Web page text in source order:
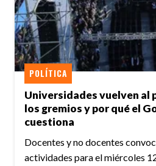
Universidades vuelven al
los gremios y por qué el
cuestiona
POLÍTICA
Docentes y no docentes
actividades para el miércoles